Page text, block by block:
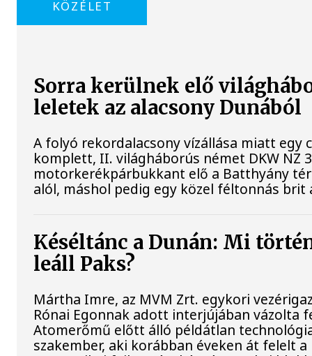
KÖZÉLET
Sorra kerülnek elő
leletek az alacsony Dunából
A folyó rekordalacsony vízállása miatt egy
komplett, II. világháborús német DKW NZ
motorkerékpárbukkant elő a Batthyány
alól, máshol pedig egy közel féltonnás brit
Késéltánc a Dunán: Mi
leáll Paks?
Mártha Imre, az MVM Zrt. egykori
Rónai Egonnak adott interjújában vázolta
Atomerőmű előtt álló példátlan
szakember, aki korábban éveken át felelt a